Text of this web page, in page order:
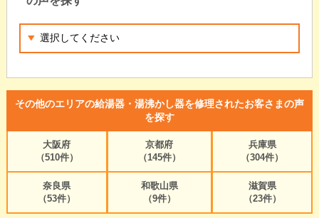
その他のエリアの給湯器・湯沸かし器を修理されたお客さまの声
を探す
大阪府
（510件）
京都府
（145件）
兵庫県
（304件）
奈良県
（53件）
和歌山県
（9件）
滋賀県
（23件）